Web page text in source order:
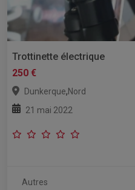
Trottinette électrique
250 €
Dunkerque,Nord
21 mai 2022
Autres